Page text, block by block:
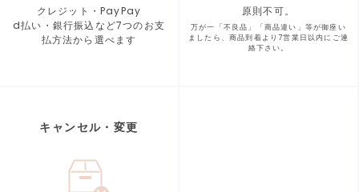
クレジット・PayPay
d払い・銀行振込など7つのお支
払方法から選べます
原則不可。
万が一「不良品」「商品違い」等が御座い
ましたら、商品到着より7営業日以内にご連
絡下さい。
キャンセル・変更